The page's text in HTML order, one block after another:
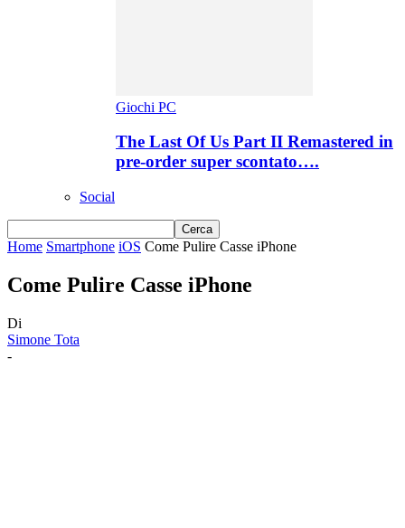
Giochi PC
The Last Of Us Part II Remastered in
pre-order super scontato….
Social
Home Smartphone iOS Come Pulire Casse iPhone
Come Pulire Casse iPhone
Di
Simone Tota
-